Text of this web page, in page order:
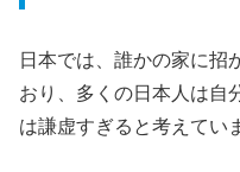
日本では、誰かの家に招
おり、多くの日本人は自
は謙虚すぎると考えてい